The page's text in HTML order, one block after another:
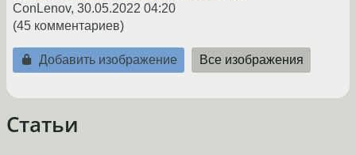
ConLenov, 30.05.2022 04:20
(45 комментариев)
Добавить изображение Все изображения
Статьи